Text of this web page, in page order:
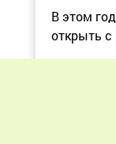
В этом
открыть